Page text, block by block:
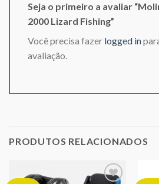
Seja o primeiro a avaliar
2000 Lizard Fishing”
Você precisa fazer logged in
avaliação.
PRODUTOS RELACIONADOS